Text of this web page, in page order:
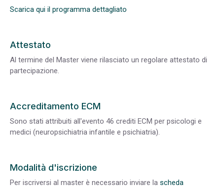
Scarica qui il programma dettagliato
Attestato
Al termine del Master viene rilasciato un regolare attestato di
partecipazione.
Accreditamento ECM
Sono stati attribuiti all'evento 46 crediti ECM per psicologi e
medici (neuropsichiatria infantile e psichiatria).
Modalità d'iscrizione
Per iscriversi al master è necessario inviare la scheda